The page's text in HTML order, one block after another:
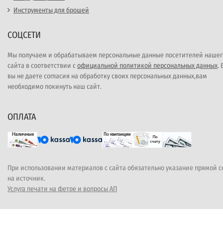
Инструменты для брошей
СОЦСЕТИ
Мы получаем и обрабатываем персональные данные посетителей
сайта в соответствии софициальной политикой персональных данных.
вы не даете согласия на обработку своих персональных данных,вам
необходимо покинуть наш сайт.
ОПЛАТА
При использовании материалов с сайта обязательно указание прямой
на источник.
Услуга печати на фетре и вопросы АП